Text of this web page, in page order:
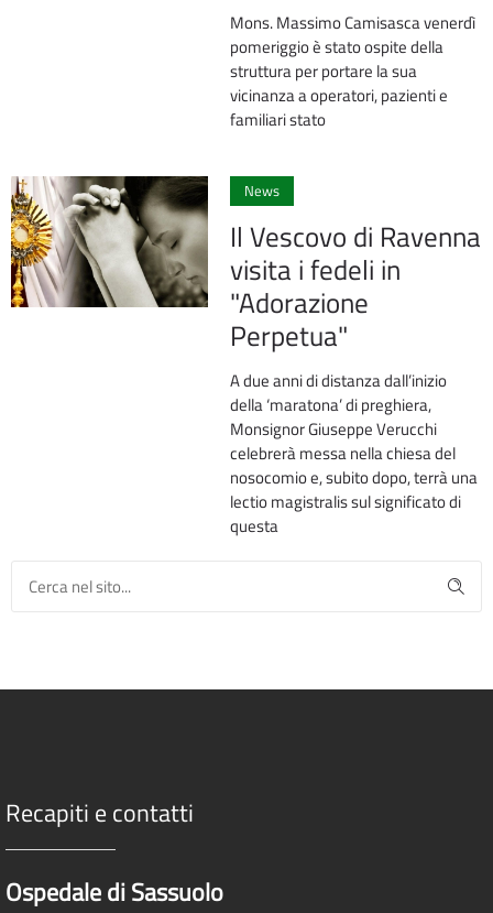
Mons. Massimo Camisasca venerdì
pomeriggio è stato ospite della
struttura per portare la sua
vicinanza a operatori, pazienti e
familiari stato
News
Il Vescovo di Ravenna
visita i fedeli in
"Adorazione
Perpetua"
A due anni di distanza dall’inizio
della ‘maratona’ di preghiera,
Monsignor Giuseppe Verucchi
celebrerà messa nella chiesa del
nosocomio e, subito dopo, terrà una
lectio magistralis sul significato di
questa
Recapiti e contatti
Ospedale di Sassuolo